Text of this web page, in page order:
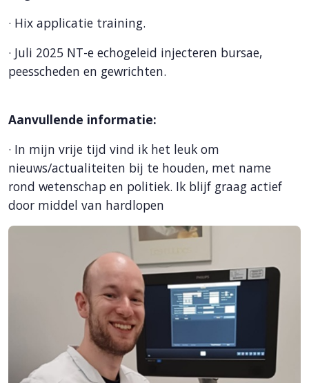
· Hix applicatie training.
· Juli 2025 NT-e echogeleid injecteren bursae,
peesscheden en gewrichten.
Aanvullende informatie:
· In mijn vrije tijd vind ik het leuk om
nieuws/actualiteiten bij te houden, met name
rond wetenschap en politiek. Ik blijf graag actief
door middel van hardlopen